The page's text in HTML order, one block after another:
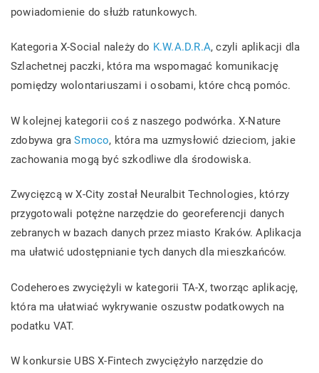
powiadomienie do służb ratunkowych.
Kategoria X-Social należy do K.W.A.D.R.A, czyli aplikacji dla
Szlachetnej paczki, która ma wspomagać komunikację
pomiędzy wolontariuszami i osobami, które chcą pomóc.
W kolejnej kategorii coś z naszego podwórka. X-Nature
zdobywa graSmoco, która ma uzmysłowić dzieciom, jakie
zachowania mogą być szkodliwe dla środowiska.
Zwycięzcą w X-City został Neuralbit Technologies, którzy
przygotowali potężne narzędzie do georeferencji danych
zebranych w bazach danych przez miasto Kraków. Aplikacja
ma ułatwić udostępnianie tych danych dla mieszkańców.
Codeheroes zwyciężyli w kategorii TA-X, tworząc aplikację,
która ma ułatwiać wykrywanie oszustw podatkowych na
podatku VAT.
W konkursie UBS X-Fintech zwyciężyło narzędzie do